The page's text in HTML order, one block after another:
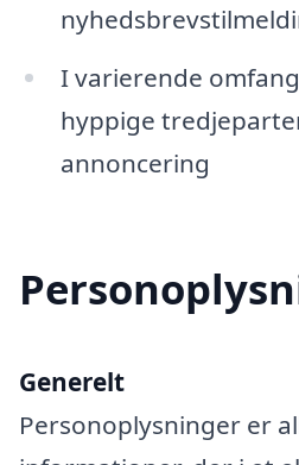
I varierende
hyppige
annoncering
Generelt
Personoplysninger er